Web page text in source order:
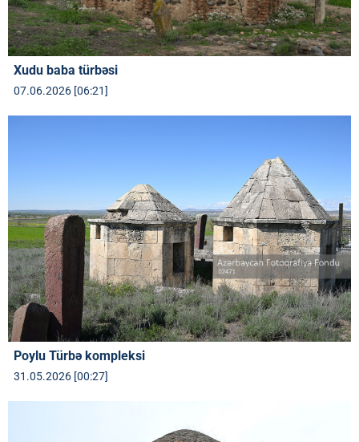
Xudu baba türbəsi
07.06.2026 [06:21]
Poylu Türbə kompleksi
31.05.2026 [00:27]